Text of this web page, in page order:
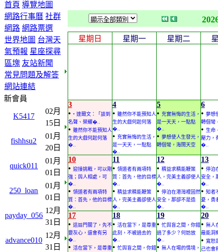
首頁 導覽地圖
網路行事曆 社群
網路 網路票選
世界地圖 台灣天
氣預報 星座探尋
區塊 友站新聞
常見問題及解答
網站連結
新會員
K5417
02月
15日
fishhsu2
01月
20日
quick011
01月
01日
250_loan
01月
01日
payday_056
12月
31日
advance010
12月
31日
星期日 星期一 星期二
3
• • 達爾文：「談到
名聲、榮耀�..
• 雖然你不能預知人
生的大戲何起何落
�..
4
• 雖然你不能預知人
生的大戲何起何落
�..
• 充實無悔的生活，
是一天天，一點點
�..
5
• 充實無悔的生活，
是一天天，一點點
�..
• 夢想使人生發光，
轉個彎，海闊天空
6
• 夢想
轉個彎
• 生命
壓力，
�..
10
• 迎接挑戰，可以剛
強；與人相處，可
�..
• 領道者有兩項特
質：首先，他的目標
�..
11
• 領道者有兩項特
質：首先，他的目標
�..
• 精益求精能鞭策
人，完美主義卻使人
�..
12
• 精益求精能鞭策
人，完美主義卻使人
�..
• 停泊在港灣裡固然
安全，那卻不是造
�..
13
• 停泊
安全，
�..
• 知者
憂，勇
�..
17
• 這扇門關了，先不
要灰心，還會有另
�..
• 活在當下，是尊重
18
• 活在當下，是尊重
此刻，不被過去的
�..
• 忙與盲之間，你錯
19
• 忙與盲之間，你錯
過了多少？何妨放
�..
• 無人在場的情境，
20
• 無人
最能洞
• 寬恕
己也會